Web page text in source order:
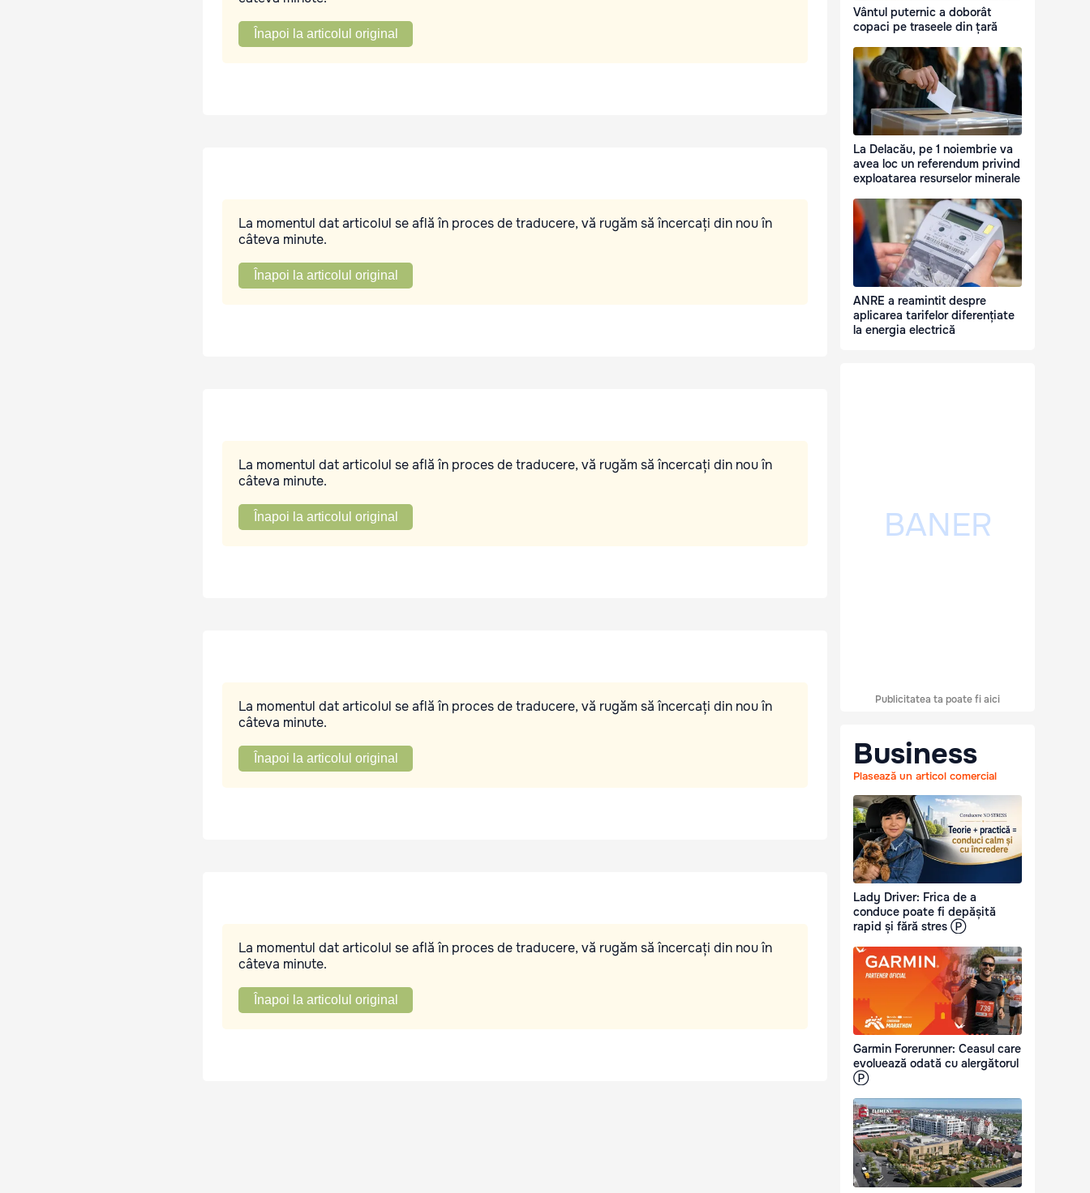
Înapoi la articolul original
La momentul dat articolul se află în proces de traducere, vă rugăm să încercați din nou în
câteva minute.
Înapoi la articolul original
La momentul dat articolul se află în proces de traducere, vă rugăm să încercați din nou în
câteva minute.
Înapoi la articolul original
La momentul dat articolul se află în proces de traducere, vă rugăm să încercați din nou în
câteva minute.
Înapoi la articolul original
La momentul dat articolul se află în proces de traducere, vă rugăm să încercați din nou în
câteva minute.
Înapoi la articolul original
Vântul puternic a doborât
copaci pe traseele din țară
La Delacău, pe 1 noiembrie va
avea loc un referendum privind
exploatarea resurselor minerale
ANRE a reamintit despre
aplicarea tarifelor diferențiate
la energia electrică
Publicitatea ta poate fi aici
Business
Plasează un articol comercial
Lady Driver: Frica de a
conduce poate fi depășită
rapid și fără stres Ⓟ
Garmin Forerunner: Ceasul care
evoluează odată cu alergătorul
Ⓟ